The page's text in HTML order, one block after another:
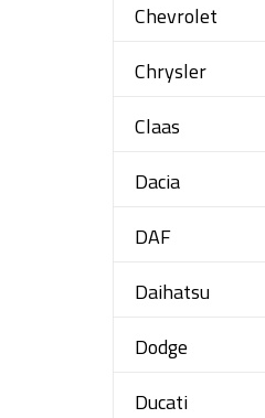
Chevrolet
Chrysler
Claas
Dacia
DAF
Daihatsu
Dodge
Ducati